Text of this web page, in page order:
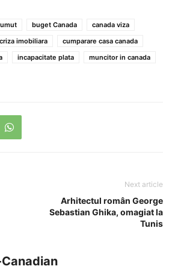
buget Canada
canada viza
criza imobiliara
cumparare casa canada
incapacitate plata
muncitor in canada
Next article
Arhitectul român George
Sebastian Ghika, omagiat la
Tunis